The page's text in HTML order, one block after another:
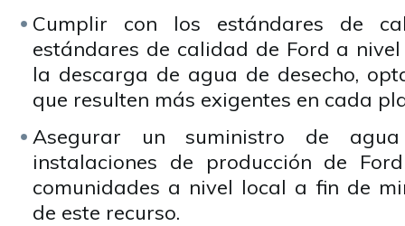
Cumplir con los estándares de
estándares de calidad de Ford a
la descarga de agua de desecho,
que resulten más exigentes en cada
Asegurar un suministro de
instalaciones de producción de
comunidades a nivel local a fin de
de este recurso.